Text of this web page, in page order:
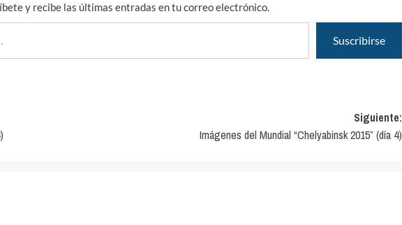
y recibe las últimas entradas en tu correo electrónico.
Suscribirse
Siguiente:
Imágenes del Mundial “Chelyabinsk 2015” (día 4)